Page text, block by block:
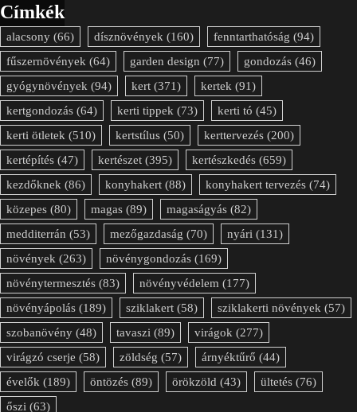
Címkék
alacsony (66) dísznövények (160) fenntarthatóság (94)
fűszernövények (64) garden design (77) gondozás (46)
gyógynövények (94) kert (371) kertek (91)
kertgondozás (64) kerti tippek (73) kerti tó (45)
kerti ötletek (510) kertstílus (50) kerttervezés (200)
kertépítés (47) kertészet (395) kertészkedés (659)
kezdőknek (86) konyhakert (88) konyhakert tervezés (74)
közepes (80) magas (89) magaságyás (82)
medditerrán (53) mezőgazdaság (70) nyári (131)
növények (263) növénygondozás (169)
növénytermesztés (83) növényvédelem (177)
növényápolás (189) sziklakert (58) sziklakerti növények (57)
szobanövény (48) tavaszi (89) virágok (277)
virágzó cserje (58) zöldség (57) árnyéktűrő (44)
évelők (189) öntözés (89) örökzöld (43) ültetés (76)
őszi (63)